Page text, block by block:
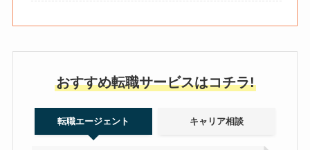
おすすめ転職サービスはコチラ!
転職エージェント キャリア相談